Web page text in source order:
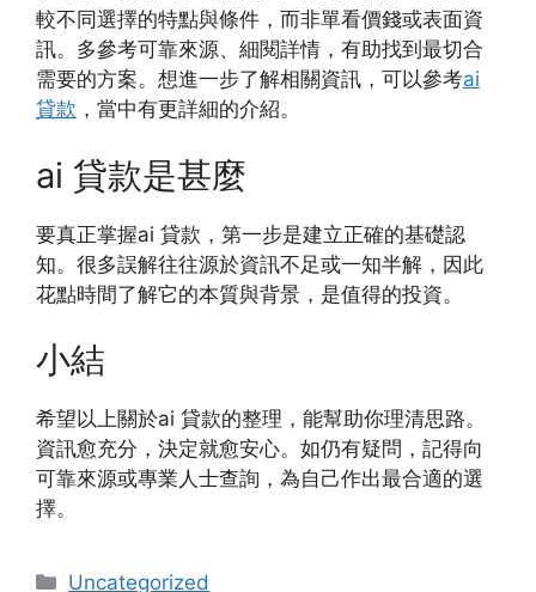
較不同選擇的特點與條件，而非單看價錢或表面資
訊。多參考可靠來源、細閱詳情，有助找到最切合
需要的方案。想進一步了解相關資訊，可以參考ai
貸款 ，當中有更詳細的介紹。
ai 貸款是甚麼
要真正掌握ai 貸款，第一步是建立正確的基礎認
知。很多誤解往往源於資訊不足或一知半解，因此
花點時間了解它的本質與背景，是值得的投資。
小結
希望以上關於ai 貸款的整理，能幫助你理清思路。
資訊愈充分，決定就愈安心。如仍有疑問，記得向
可靠來源或專業人士查詢，為自己作出最合適的選
擇。
Categories
Uncategorized